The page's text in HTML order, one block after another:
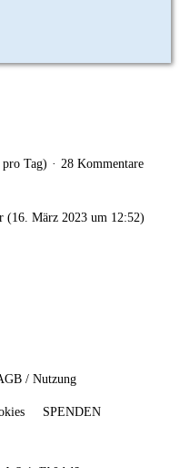
Tag) 28 Kommentare
(16. März 2023 um 12:52)
/ Nutzung
SPENDEN